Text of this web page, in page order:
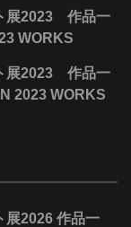
展2023 作品一
WORKS
展2023 作品一
2023 WORKS
展2026 作品一